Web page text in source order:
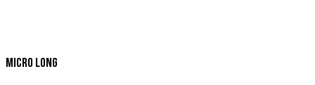
Micro Long